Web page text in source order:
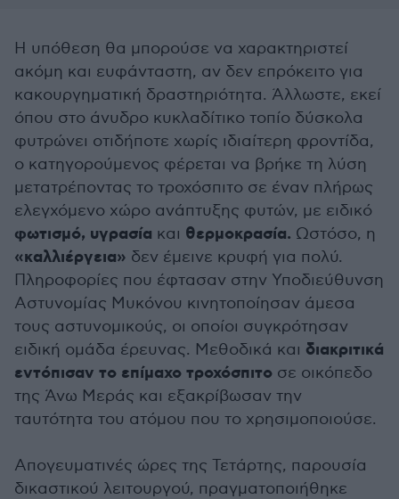
Η υπόθεση θα μπορούσε να χαρακτηριστεί
ακόμη και ευφάνταστη, αν δεν επρόκειτο για
κακουργηματική δραστηριότητα. Άλλωστε, εκεί
όπου στο άνυδρο κυκλαδίτικο τοπίο δύσκολα
φυτρώνει οτιδήποτε χωρίς ιδιαίτερη φροντίδα,
ο κατηγορούμενος φέρεται να βρήκε τη λύση
μετατρέποντας το τροχόσπιτο σε έναν πλήρως
ελεγχόμενο χώρο ανάπτυξης φυτών, με ειδικό
φωτισμό, υγρασία και θερμοκρασία. Ωστόσο, η
«καλλιέργεια» δεν έμεινε κρυφή για πολύ.
Πληροφορίες που έφτασαν στην Υποδιεύθυνση
Αστυνομίας Μυκόνου κινητοποίησαν άμεσα
τους αστυνομικούς, οι οποίοι συγκρότησαν
ειδική ομάδα έρευνας. Μεθοδικά και διακριτικά
εντόπισαν το επίμαχο τροχόσπιτο σε οικόπεδο
της Άνω Μεράς και εξακρίβωσαν την
ταυτότητα του ατόμου που το χρησιμοποιούσε.
Απογευματινές ώρες της Τετάρτης, παρουσία
δικαστικού λειτουργού, πραγματοποιήθηκε